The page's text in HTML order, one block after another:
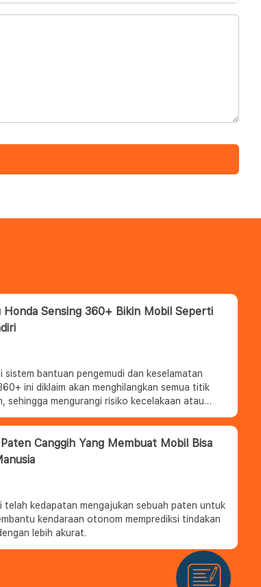
Honda Sensing 360+ Bikin Mobil Seperti
sistem bantuan pengemudi dan keselamatan
ini diklaim akan menghilangkan semua titik
sehingga mengurangi risiko kecelakaan atau
Canggih Yang Membuat Mobil Bisa
telah kedapatan mengajukan sebuah paten untuk
kendaraan otonom memprediksi tindakan
lebih akurat.